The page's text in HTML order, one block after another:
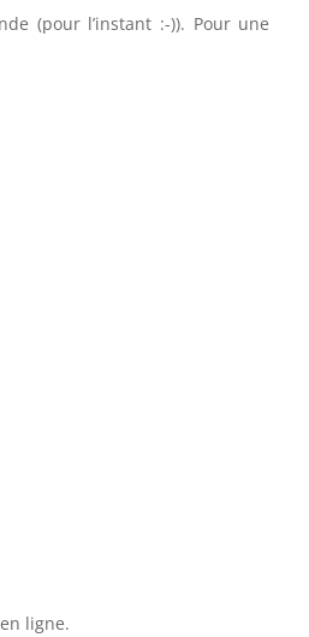
(pour l’instant :-)). Pour une
en ligne.